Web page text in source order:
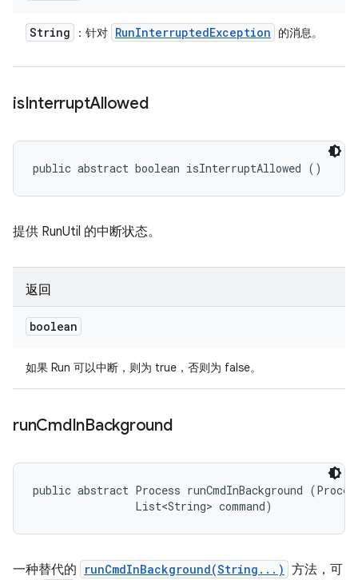
String ：针对 RunInterruptedException 的消息。
isInterruptAllowed
public abstract boolean isInterruptAllowed ()
提供 RunUtil 的中断状态。
返回
boolean
如果 Run 可以中断，则为 true，否则为 false。
runCmdInBackground
public abstract Process runCmdInBackground
                List<String> command)
一种替代的 runCmdInBackground(String...) 方法，可